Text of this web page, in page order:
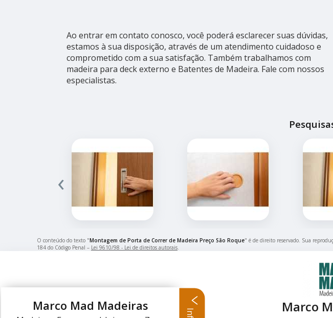
Ao entrar em contato conosco, você poderá esclarecer suas dúvidas,
estamos à sua disposição, através de um atendimento cuidadoso e
comprometido com a sua satisfação. Também trabalhamos com
madeira para deck externo e Batentes de Madeira. Fale com nossos
especialistas.
‹
O conteúdo do texto "Montagem de Porta de Correr de Madeira Preço São Roque" é de direito reservado. Sua
184 do Código Penal – Lei 9610/98 - Lei de direitos autorais
Marco
Marco Mad Madeiras